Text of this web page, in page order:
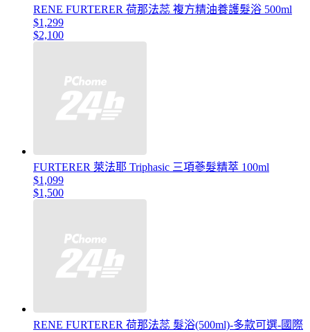
RENE FURTERER 荷那法蕊 複方精油養護髮浴 500ml
$1,299
$2,100
FURTERER 萊法耶 Triphasic 三項蔘髮精萃 100ml
$1,099
$1,500
RENE FURTERER 荷那法蕊 髮浴(500ml)-多款可選-國際